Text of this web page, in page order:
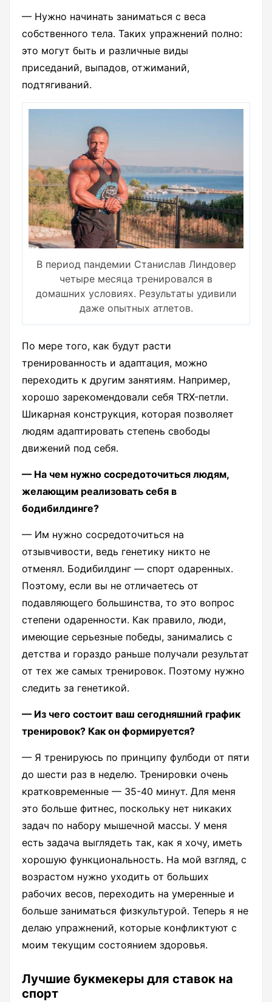
— Нужно начинать заниматься с веса
собственного тела. Таких упражнений полно:
это могут быть и различные виды
приседаний, выпадов, отжиманий,
подтягиваний.
В период пандемии Станислав Линдовер
четыре месяца тренировался в
домашних условиях. Результаты удивили
даже опытных атлетов.
По мере того, как будут расти
тренированность и адаптация, можно
переходить к другим занятиям. Например,
хорошо зарекомендовали себя TRX-петли.
Шикарная конструкция, которая позволяет
людям адаптировать степень свободы
движений под себя.
— На чем нужно сосредоточиться людям,
желающим реализовать себя в
бодибилдинге?
— Им нужно сосредоточиться на
отзывчивости, ведь генетику никто не
отменял. Бодибилдинг — спорт одаренных.
Поэтому, если вы не отличаетесь от
подавляющего большинства, то это вопрос
степени одаренности. Как правило, люди,
имеющие серьезные победы, занимались с
детства и гораздо раньше получали результат
от тех же самых тренировок. Поэтому нужно
следить за генетикой.
— Из чего состоит ваш сегодняшний график
тренировок? Как он формируется?
— Я тренируюсь по принципу фулбоди от пяти
до шести раз в неделю. Тренировки очень
кратковременные — 35-40 минут. Для меня
это больше фитнес, поскольку нет никаких
задач по набору мышечной массы. У меня
есть задача выглядеть так, как я хочу, иметь
хорошую функциональность. На мой взгляд, с
возрастом нужно уходить от больших
рабочих весов, переходить на умеренные и
больше заниматься физкультурой. Теперь я не
делаю упражнений, которые конфликтуют с
моим текущим состоянием здоровья.
Лучшие букмекеры для ставок на
спорт